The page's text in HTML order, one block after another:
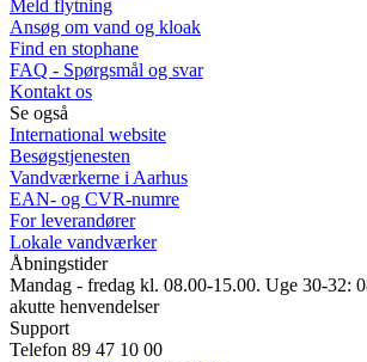
Meld flytning
Ansøg om vand og kloak
Find en stophane
FAQ - Spørgsmål og svar
Kontakt os
Se også
International website
Besøgstjenesten
Vandværkerne i Aarhus
EAN- og CVR-numre
For leverandører
Lokale vandværker
Åbningstider
Mandag - fredag kl. 08.00-15.00. Uge 30-32:
akutte henvendelser
Support
Telefon 89 47 10 00